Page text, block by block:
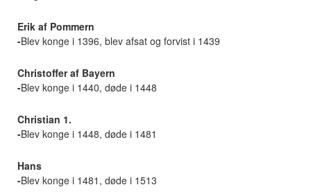
Erik af Pommern
-Blev konge i 1396, blev afsat og forvist i 1439
Christoffer af Bayern
-Blev konge i 1440, døde i 1448
Christian 1.
-Blev konge i 1448, døde i 1481
Hans
-Blev konge i 1481, døde i 1513